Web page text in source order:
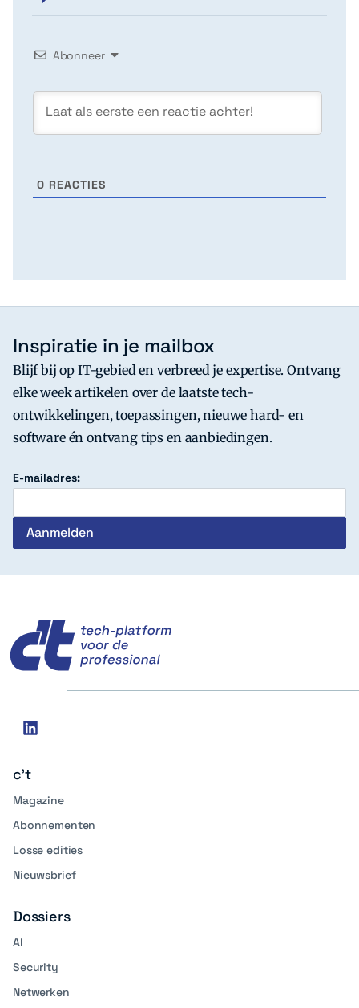
Abonneer
0 REACTIES
Inspiratie in je mailbox
Blijf bij op IT-gebied en verbreed je expertise. Ontvang
elke week artikelen over de laatste tech-
ontwikkelingen, toepassingen, nieuwe hard- en
software én ontvang tips en aanbiedingen.
E-mailadres:
Social
linkedin
c't
Magazine
Abonnementen
Losse edities
Nieuwsbrief
Dossiers
AI
Security
Netwerken